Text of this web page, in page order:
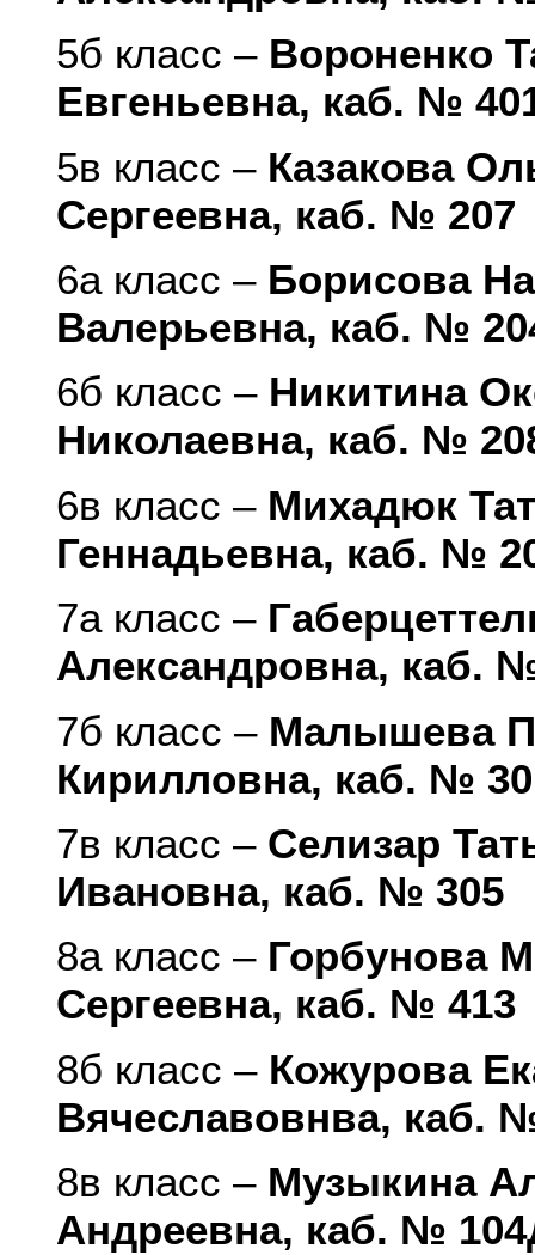
5б класс – Вороненко
Евгеньевна, каб. №
5в класс – Казакова
Сергеевна, каб. № 207
6а класс – Борисова
Валерьевна, каб. №
6б класс – Никитина
Николаевна, каб. №
6в класс – Михадюк
Геннадьевна, каб. №
7а класс –
Александровна, каб.
7б класс – Малышева
Кирилловна, каб. №
7в класс – Селизар
Ивановна, каб. № 305
8а класс – Горбунова
Сергеевна, каб. № 413
8б класс – Кожурова
Вячеславовнва, каб.
8в класс – Музыкина
Андреевна, каб. №